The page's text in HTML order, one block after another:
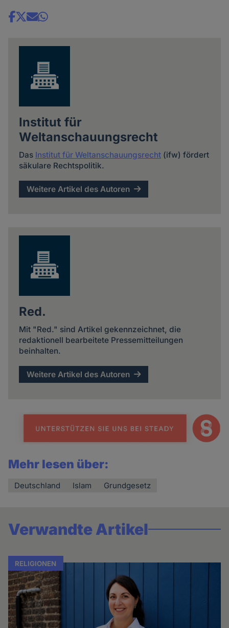
Share
Institut für
Weltanschauungsrecht
Das Institut für Weltanschauungsrecht(ifw) fördert
säkulare Rechtspolitik.
Weitere Artikel des Autoren
Red.
Mit "Red." sind Artikel gekennzeichnet, die
redaktionell bearbeitete Pressemitteilungen
beinhalten.
Weitere Artikel des Autoren
Mehr lesen über:
Deutschland Islam Grundgesetz
Verwandte Artikel
RELIGIONEN